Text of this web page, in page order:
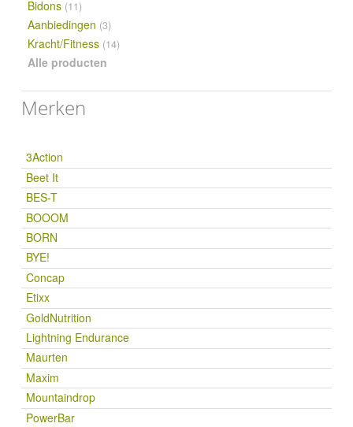
Bidons (11)
Aanbiedingen (3)
Kracht/Fitness (14)
Alle producten
Merken
3Action
Beet It
BES-T
BOOOM
BORN
BYE!
Concap
Etixx
GoldNutrition
Lightning Endurance
Maurten
Maxim
Mountaindrop
PowerBar